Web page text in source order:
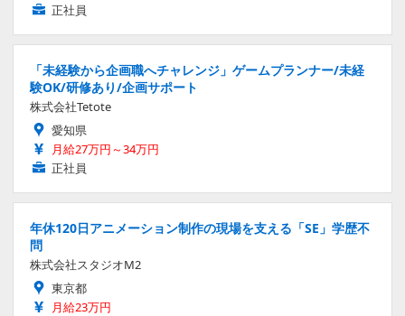
正社員
「未経験から企画職へチャレンジ」ゲームプランナー/未経
験OK/研修あり/企画サポート
株式会社Tetote
愛知県
月給27万円～34万円
正社員
年休120日アニメーション制作の現場を支える「SE」学歴不
問
株式会社スタジオM2
東京都
月給23万円